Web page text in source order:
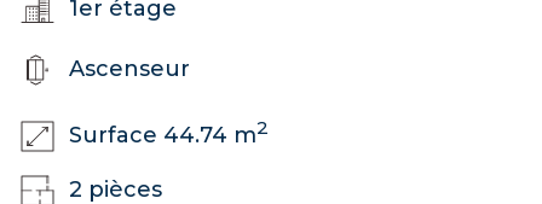
1er étage
Ascenseur
Surface 44.74 m2
2 pièces